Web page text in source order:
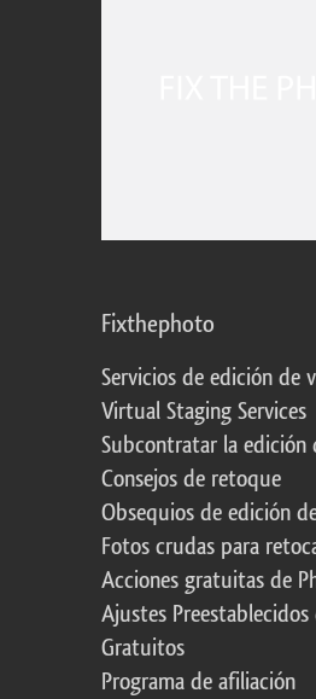
Fixthephoto
Servicios de edición de
Virtual Staging Services
Subcontratar la edición
Consejos de retoque
Obsequios de edición
Fotos crudas para
Acciones gratuitas de
Ajustes
Gratuitos
Programa de afiliación